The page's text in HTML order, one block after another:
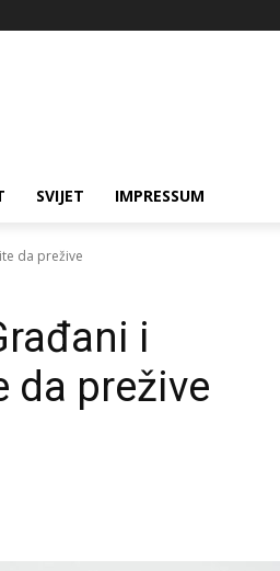
SVIJET IMPRESSUM
da prežive
i
da prežive